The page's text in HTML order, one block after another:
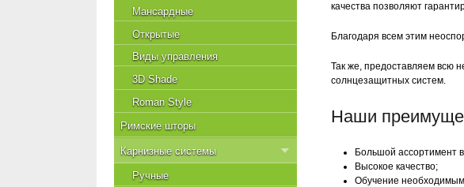
Мансардные
Открытые
Виды управления
3D Shade
Roman Style
Римские шторы
Карнизные системы
Ручные
качества позволяют
Благодаря всем этим
Так же, предоставляем всю
солнцезащитных систем.
Наши
Большой ассортимент
Высокое качество;
Обучение